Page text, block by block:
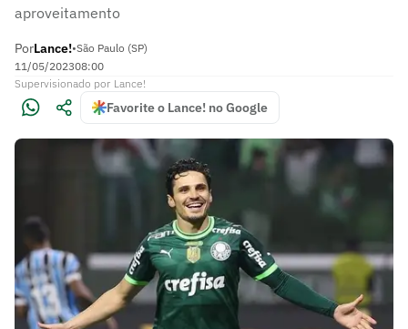
aproveitamento
PorLance!•São Paulo (SP)
11/05/202308:00
Supervisionado por Lance!
Favorite o Lance! no Google